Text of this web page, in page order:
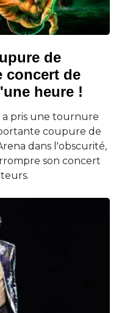
de
concert de
heure !
a pris une tournure
coupure de
dans l'obscurité,
son concert